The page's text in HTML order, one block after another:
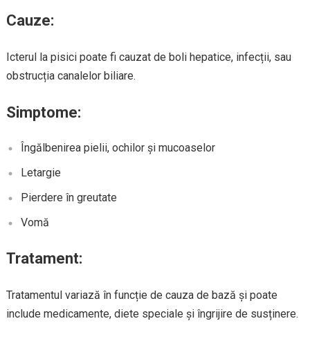
Cauze:
Icterul la pisici poate fi cauzat de boli hepatice, infecții, sau
obstrucția canalelor biliare.
Simptome:
Îngălbenirea pielii, ochilor și mucoaselor
Letargie
Pierdere în greutate
Vomă
Tratament:
Tratamentul variază în funcție de cauza de bază și poate
include medicamente, diete speciale și îngrijire de susținere.